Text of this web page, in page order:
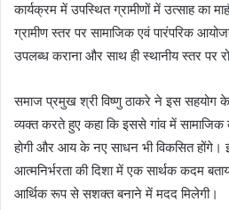
कार्यक्रम में उपस्थित ग्रामीणों में उत्साह का
ग्रामीण स्तर पर सामाजिक एवं पारंपरिक
उपलब्ध कराना और साथ ही स्थानीय स्तर पर
समाज प्रमुख श्री विष्णु ठाकरे ने इस सहयोग
व्यक्त करते हुए कहा कि इससे गांव में
होगी और आय के नए साधन भी विकसित होंगे।
आत्मनिर्भरता की दिशा में एक सार्थक कदम
आर्थिक रूप से सशक्त बनाने में मदद मिलेगी।